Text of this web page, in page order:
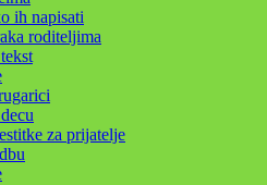
ih napisati
roditeljima
za prijatelje